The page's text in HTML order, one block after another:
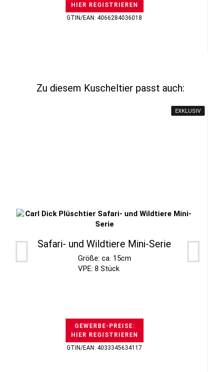
HIER REGISTRIEREN
GTIN/EAN: 4066284036018
Zu diesem Kuscheltier passt auch:
EXKLUSIV
Safari- und Wildtiere Mini-Serie
Größe: ca. 15cm
VPE: 8 Stück
GEWERBE-PREISE:
HIER REGISTRIEREN
GTIN/EAN: 4033345634117